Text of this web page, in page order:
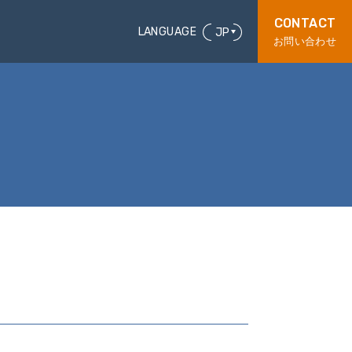
LANGUAGE JP
CONTACT
お問い合わせ